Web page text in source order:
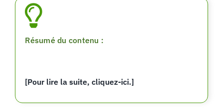
Résumé du contenu :
[Pour lire la suite, cliquez-ici.]